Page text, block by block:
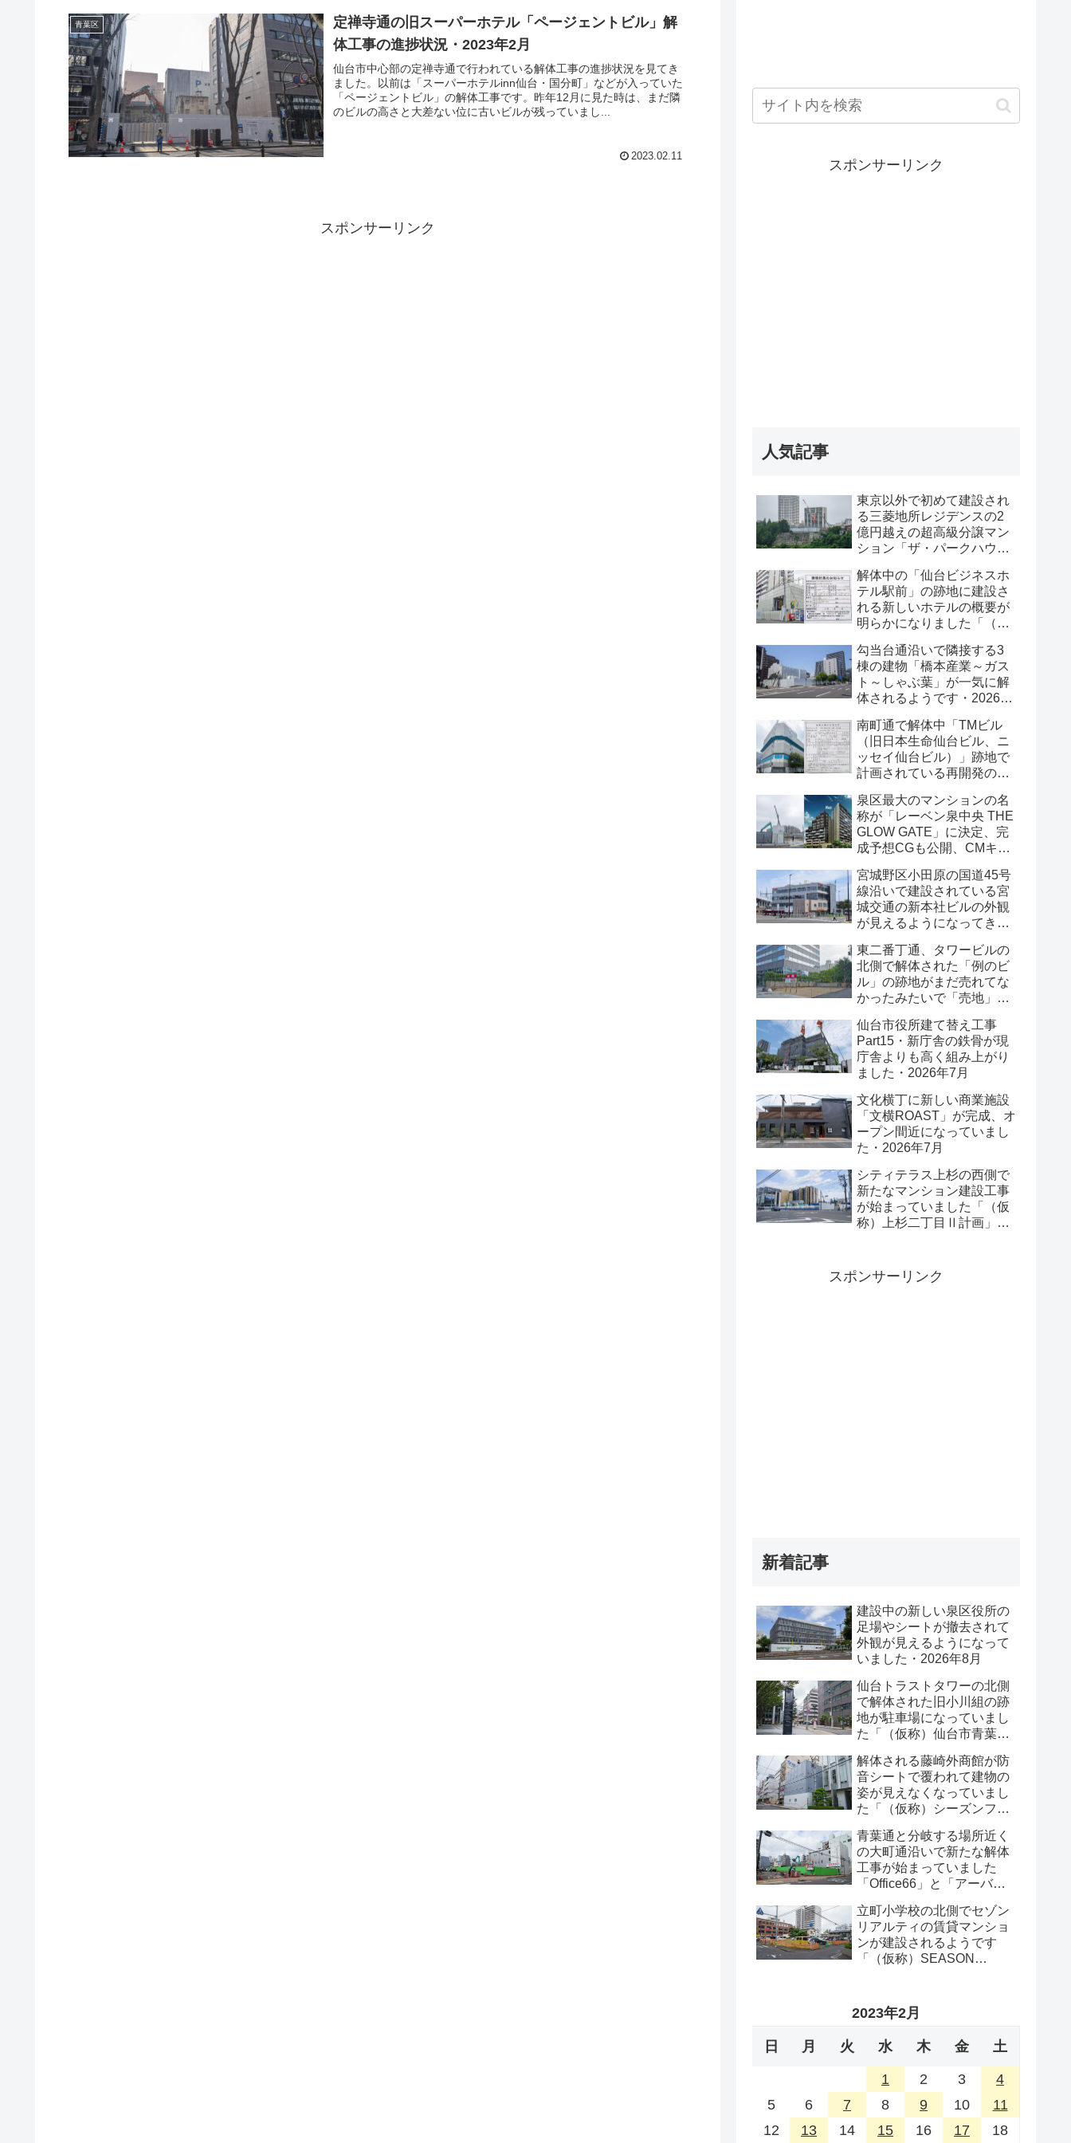
青葉区
定禅寺通の旧スーパーホテル「ページェントビル」解
体工事の進捗状況・2023年2月
仙台市中心部の定禅寺通で行われている解体工事の進捗状況を見てき
ました。以前は「スーパーホテルinn仙台・国分町」などが入っていた
「ページェントビル」の解体工事です。昨年12月に見た時は、まだ隣
のビルの高さと大差ない位に古いビルが残っていまし...
2023.02.11
スポンサーリンク
スポンサーリンク
人気記事
東京以外で初めて建設され
る三菱地所レジデンスの2
億円越えの超高級分譲マン
ション「ザ・パークハウス
上がってきました・2026 年
8月
解体中の「仙台ビジネスホ
テル駅前」の跡地に建設さ
れる新しいホテルの概要が
明らかになりました「（仮
築工事」・2026年7月
勾当台通沿いで隣接する3
棟の建物「橋本産業～ガス
ト～しゃぶ葉」が一気に解
体されるようです・2026年
南町通で解体中「TMビル
（旧日本生命仙台ビル、ニ
ッセイ仙台ビル）」跡地で
計画されている再開発の
掲示されていました・2026
年7月
泉区最大のマンションの名
称が「レーベン泉中央 THE
GLOW GATE」に決定、完
成予想CGも公開、CMキャ
チマンが起用されました・
2026年7月
宮城野区小田原の国道45号
線沿いで建設されている宮
城交通の新本社ビルの外観
が見えるようになってきま
東二番丁通、タワービルの
北側で解体された「例のビ
ル」の跡地がまだ売れてな
かったみたいで「売地」の
年7月16日
仙台市役所建て替え工事
Part15・新庁舎の鉄骨が現
庁舎よりも高く組み上がり
ました・2026年7月
文化横丁に新しい商業施設
「文横ROAST」が完成、オ
ープン間近になっていまし
た・2026年7月
シティテラス上杉の西側で
新たなマンション建設工事
が始まっていました「（仮
称）上杉二丁目Ⅱ計画」・
スポンサーリンク
新着記事
建設中の新しい泉区役所の
足場やシートが撤去されて
外観が見えるようになって
いました・2026年8月
仙台トラストタワーの北側
で解体された旧小川組の跡
地が駐車場になっていまし
た「（仮称）仙台市青葉区
解体工事」・2026年8月
解体される藤崎外商館が防
音シートで覆われて建物の
姿が見えなくなっていまし
た「（仮称）シーズンフラ
2026年8月
青葉通と分岐する場所近く
の大町通沿いで新たな解体
工事が始まっていました
「Office66」と「アーバン
2026年8月
立町小学校の北側でセゾン
リアルティの賃貸マンショ
ンが建設されるようです
「（仮称）SEASON
2023年2月
日 月 火 水 木 金 土
1 2 3
4
5
6 7 8 9 10
11
12
13 14 15 16 17 18